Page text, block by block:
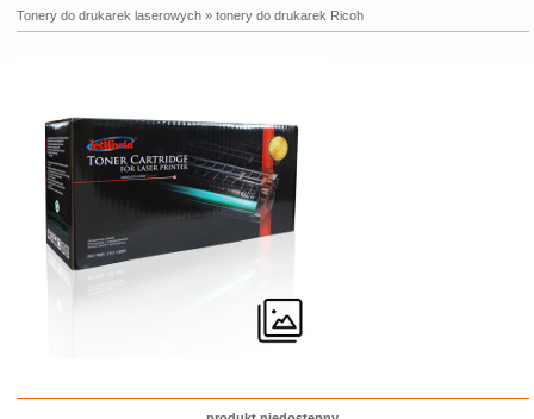
Tonery do drukarek laserowych» tonery do drukarek Ricoh